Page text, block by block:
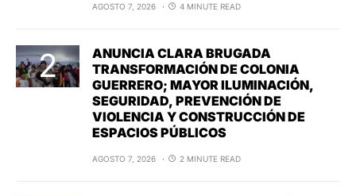
AGOSTO 7, 2026 4 MINUTE READ
ANUNCIA CLARA BRUGADA
TRANSFORMACIÓN DE COLONIA
GUERRERO; MAYOR ILUMINACIÓN,
SEGURIDAD, PREVENCIÓN DE
VIOLENCIA Y CONSTRUCCIÓN DE
ESPACIOS PÚBLICOS
AGOSTO 7, 2026 2 MINUTE READ